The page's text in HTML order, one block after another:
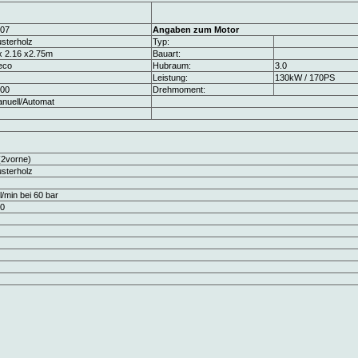
Angaben zum Motor
Typ:
2.16 x2.75m
Bauart:
Hubraum:
3.0
Leistung:
130kW / 170PS
Drehmoment:
Automat
min bei 60 bar